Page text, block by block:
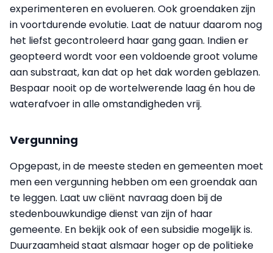
experimenteren en evolueren. Ook groendaken zijn
in voortdurende evolutie. Laat de natuur daarom nog
het liefst gecontroleerd haar gang gaan. Indien er
geopteerd wordt voor een voldoende groot volume
aan substraat, kan dat op het dak worden geblazen.
Bespaar nooit op de wortelwerende laag én hou de
waterafvoer in alle omstandigheden vrij.
Vergunning
Opgepast, in de meeste steden en gemeenten moet
men een vergunning hebben om een groendak aan
te leggen. Laat uw cliënt navraag doen bij de
stedenbouwkundige dienst van zijn of haar
gemeente. En bekijk ook of een subsidie mogelijk is.
Duurzaamheid staat alsmaar hoger op de politieke